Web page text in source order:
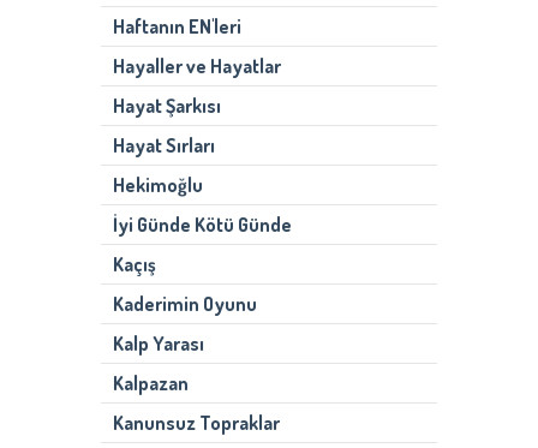
Haftanın EN'leri
Hayaller ve Hayatlar
Hayat Şarkısı
Hayat Sırları
Hekimoğlu
İyi Günde Kötü Günde
Kaçış
Kaderimin Oyunu
Kalp Yarası
Kalpazan
Kanunsuz Topraklar